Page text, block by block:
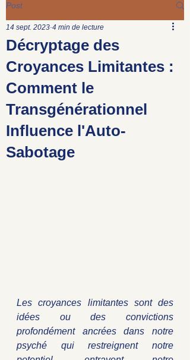
Post
Décryptage des
Croyances Limitantes :
Comment le
Transgénérationnel
Influence l'Auto-
Sabotage
14 sept. 2023 4 min de lecture
Les croyances limitantes sont des
idées ou des convictions
profondément ancrées dans notre
psyché qui restreignent notre